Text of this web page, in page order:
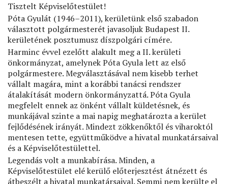
Tisztelt Képviselőtestület!
Póta Gyulát (1946–2011), kerületünk első szabadon
választott polgármesterét javasoljuk Budapest II.
kerületének posztumusz díszpolgári címére.
Harminc évvel ezelőtt alakult meg a II. kerületi
önkormányzat, amelynek Póta Gyula lett az első
polgármestere. Megválasztásával nem kisebb terhet
vállalt magára, mint a korábbi tanácsi rendszer
átalakítását modern önkormányzattá. Póta Gyula
megfelelt ennek az önként vállalt küldetésnek, és
munkájával szinte a mai napig meghatározta a kerület
fejlődésének irányát. Mindezt zökkenőktől és viharoktól
mentesen tette, együttműködve a hivatal munkatársaival
és a Képviselőtestülettel.
Legendás volt a munkabírása. Minden, a
Képviselőtestület elé kerülő előterjesztést átnézett és
átbeszélt a hivatal munkatársaival. Semmi nem kerülte el